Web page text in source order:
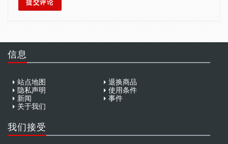
信息
站点地图
退换商品
隐私声明
使用条件
新闻
事件
关于我们
我们接受